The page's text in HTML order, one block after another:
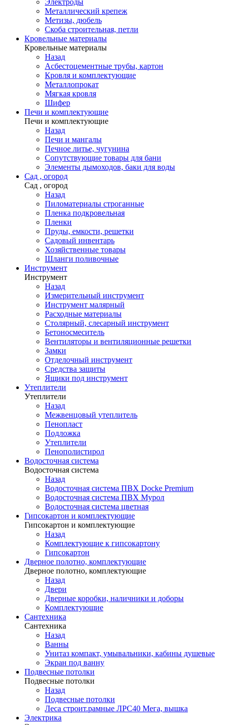
Электроды
Металлический крепеж
Метизы, дюбель
Скоба строительная, петли
Кровельные материалы
Кровельные материалы
Назад
Асбестоцементные трубы, картон
Кровля и комплектующие
Металлопрокат
Мягкая кровля
Шифер
Печи и комплектующие
Печи и комплектующие
Назад
Печи и мангалы
Печное литье, чугунина
Сопутствующие товары для бани
Элементы дымоходов, баки для воды
Сад , огород
Сад , огород
Назад
Пиломатериалы строганные
Пленка подкровельная
Пленки
Пруды, емкости, решетки
Садовый инвентарь
Хозяйственные товары
Шланги поливочные
Инструмент
Инструмент
Назад
Измерительный инструмент
Инструмент малярный
Расходные материалы
Столярный, слесарный инструмент
Бетоносмеситель
Вентиляторы и вентиляционные решетки
Замки
Отделочный инструмент
Средства защиты
Ящики под инструмент
Утеплители
Утеплители
Назад
Межвенцовый утеплитель
Пенопласт
Подложка
Утеплители
Пенополистирол
Водосточная система
Водосточная система
Назад
Водосточная система ПВХ Docke Premium
Водосточная система ПВХ Мурол
Водосточная система цветная
Гипсокартон и комплектующие
Гипсокартон и комплектующие
Назад
Комплектующие к гипсокартону
Гипсокартон
Дверное полотно, комплектующие
Дверное полотно, комплектующие
Назад
Двери
Дверные коробки, наличники и доборы
Комплектующие
Сантехника
Сантехника
Назад
Ванны
Унитаз компакт, умывальники, кабины душевые
Экран под ванну
Подвесные потолки
Подвесные потолки
Назад
Подвесные потолки
Леса строит.рамные ЛРС40 Мега, вышка
Электрика